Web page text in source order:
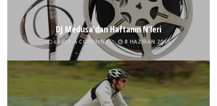
DJ Medusa’dan Haftanın N’leri
LEAVE A COMMENT 8 HAZIRAN 2015